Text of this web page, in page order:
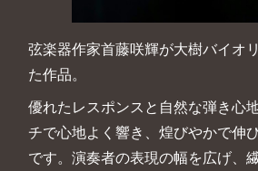
弦楽器作家首藤咲輝が大樹バイオ
た作品。
優れたレスポンスと自然な弾き心
チで心地よく響き、煌びやかで伸
です。演奏者の表現の幅を広げ、